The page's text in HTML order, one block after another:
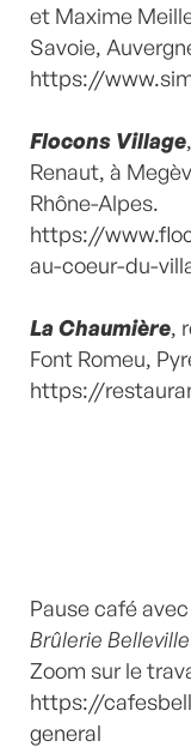
et Maxime
Savoie,
https://
Flocons Village
Renaut, à
Rhône-Alpes.
https://
au-coeur-du-
La Chaumière,
Font Romeu,
https://
Pause café avec
Brûlerie Belleville
Zoom sur le
https://
general